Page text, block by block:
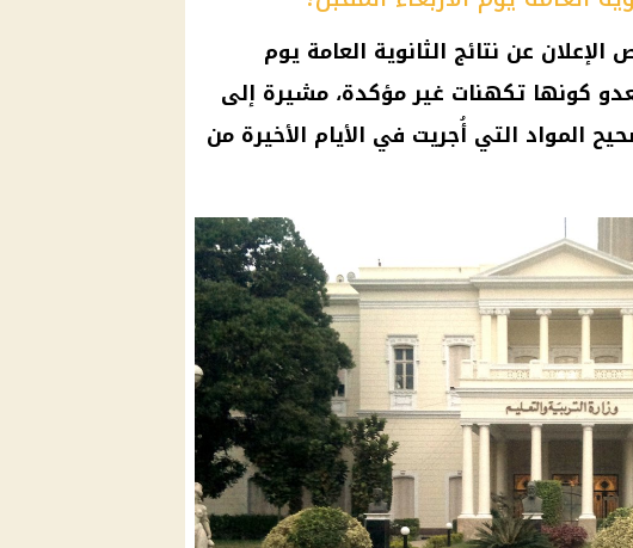
عن نتائج الثانوية العامة يوم
تعدو كونها تكهنات غير مؤكدة، مشيرة إلى
المواد التي أُجريت في الأيام الأخيرة من